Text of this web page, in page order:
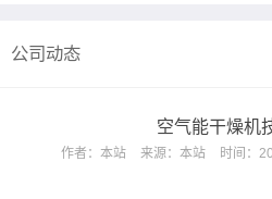
公司动态
空气能干燥机
作者： 本站 来源： 本站 时间：